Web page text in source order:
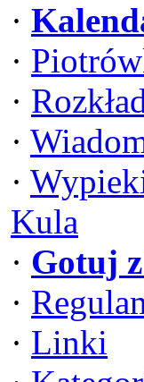
·
·
·
·
·
Kula
· Gotuj
·
· Linki